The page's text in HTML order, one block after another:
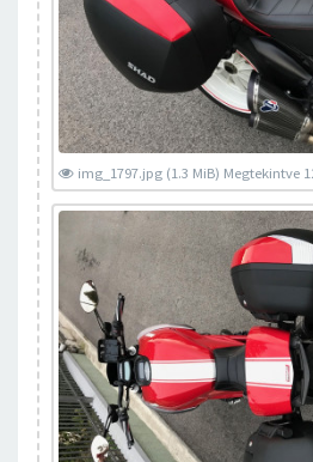
img_1797.jpg (1.3 MiB) Megtekintve